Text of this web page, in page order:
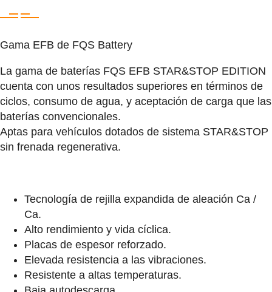
Gama EFB de FQS Battery
La gama de baterías FQS EFB STAR&STOP EDITION
cuenta con unos resultados superiores en términos de
ciclos, consumo de agua, y aceptación de carga que las
baterías convencionales.
Aptas para vehículos dotados de sistema STAR&STOP
sin frenada regenerativa.
Tecnología de rejilla expandida de aleación Ca /
Ca.
Alto rendimiento y vida cíclica.
Placas de espesor reforzado.
Elevada resistencia a las vibraciones.
Resistente a altas temperaturas.